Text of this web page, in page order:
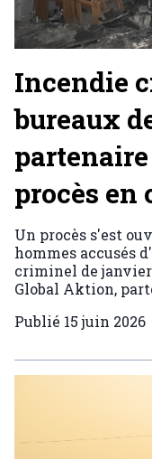
Incendie
bureaux
procès en
Un procès s'est
hommes accusés
criminel de janvier
Global Aktion,
Publié 15 juin 2026